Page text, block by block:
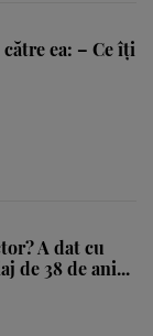
ea: – Ce îți
A dat cu
de 38 de ani...